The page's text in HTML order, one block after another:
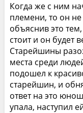
Когда же с ним
племени, то он
объяснив это
стоит и он будет
Старейшины
места среди
подошел к
старейшин, и
ответ на это
упала, наступил